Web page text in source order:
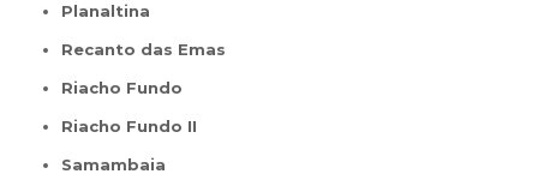
Planaltina
Recanto das Emas
Riacho Fundo
Riacho Fundo II
Samambaia